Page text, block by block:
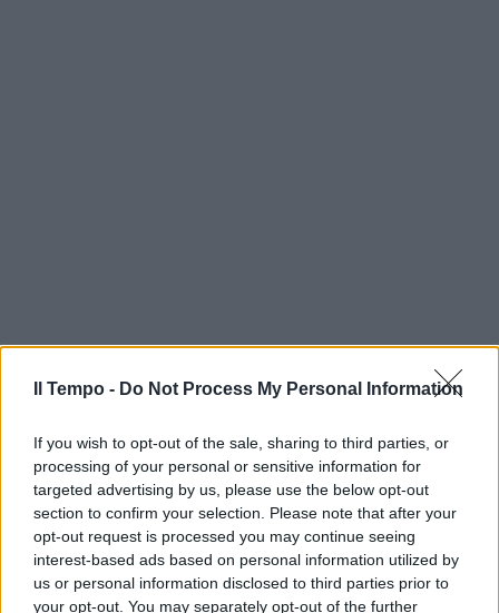
Il Tempo - Do Not Process My Personal Information
If you wish to opt-out of the sale, sharing to third parties, or
processing of your personal or sensitive information for
targeted advertising by us, please use the below opt-out
section to confirm your selection. Please note that after your
opt-out request is processed you may continue seeing
interest-based ads based on personal information utilized by
us or personal information disclosed to third parties prior to
your opt-out. You may separately opt-out of the further